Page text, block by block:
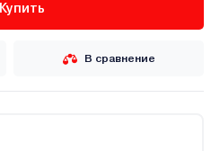
Купить
В сравнение